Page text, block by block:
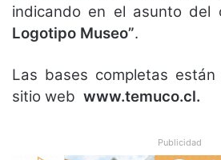
indicando en el asunto del
Logotipo Museo”.
Las bases completas
sitio web www.temuco.cl.
Publicidad